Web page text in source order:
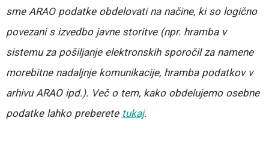
sme ARAO podatke obdelovati na načine, ki so logično
povezani s izvedbo javne storitve (npr. hramba v
sistemu za pošiljanje elektronskih sporočil za namene
morebitne nadaljnje komunikacije, hramba podatkov v
arhivu ARAO ipd.). Več o tem, kako obdelujemo osebne
podatke lahko preberete tukaj.